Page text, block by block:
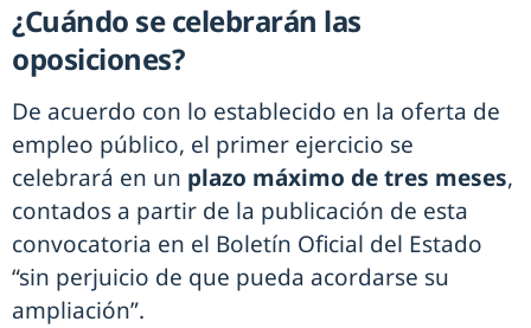
¿Cuándo se celebrarán las
oposiciones?
De acuerdo con lo establecido en la oferta de
empleo público, el primer ejercicio se
celebrará en un plazo máximo de tres meses,
contados a partir de la publicación de esta
convocatoria en el Boletín Oficial del Estado
“sin perjuicio de que pueda acordarse su
ampliación”.